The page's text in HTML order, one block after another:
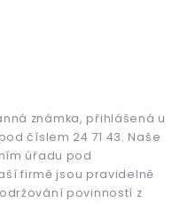
známka, přihlášená u
číslem 24 71 43. Naše
úřadu pod
firmě jsou pravidelně
povinností z